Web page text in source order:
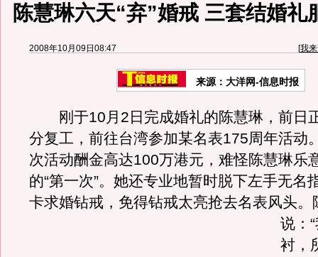
陈慧琳六天“弃”婚戒 三套结婚礼
2008年10月09日08:47 [我
来源：大洋网-信息时报
刚于10月2日完成婚礼的陈慧琳，前日
分复工，前往台湾参加某名表175周年活动
次活动酬金高达100万港元，难怪陈慧琳乐
的“第一次”。她还专业地暂时脱下左手无名
卡求婚钻戒，免得钻戒太亮抢去名表风头。
说：
衬，